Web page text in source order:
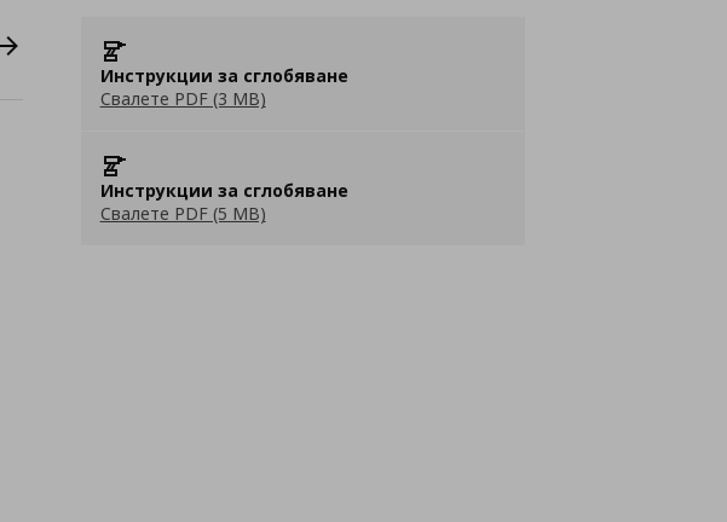
Инструкции за сглобяване
Свалете PDF (3 MB)
Инструкции за сглобяване
Свалете PDF (5 MB)